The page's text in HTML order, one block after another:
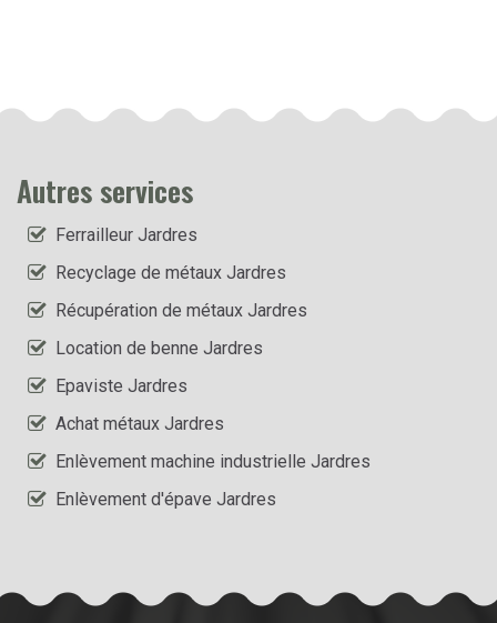
Autres services
Ferrailleur Jardres
Recyclage de métaux Jardres
Récupération de métaux Jardres
Location de benne Jardres
Epaviste Jardres
Achat métaux Jardres
Enlèvement machine industrielle Jardres
Enlèvement d'épave Jardres